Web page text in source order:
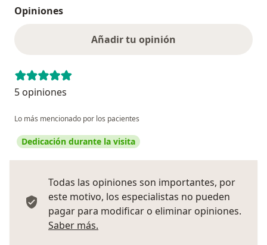
Opiniones
Añadir tu opinión
5 opiniones
Lo más mencionado por los pacientes
Dedicación durante la visita
Todas las opiniones son importantes, por
este motivo, los especialistas no pueden
pagar para modificar o eliminar opiniones.
Saber más.